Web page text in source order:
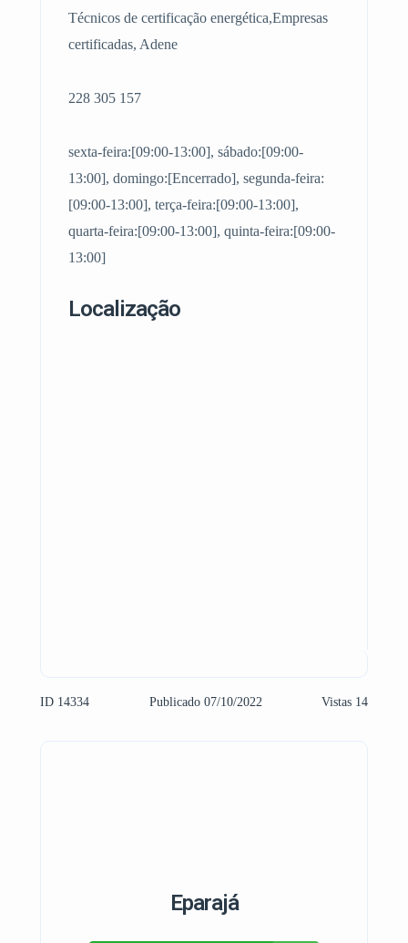
Técnicos de certificação energética,Empresas
certificadas, Adene
228 305 157
sexta-feira:[09:00-13:00], sábado:[09:00-
13:00], domingo:[Encerrado], segunda-feira:
[09:00-13:00], terça-feira:[09:00-13:00],
quarta-feira:[09:00-13:00], quinta-feira:[09:00-
13:00]
Localização
ID 14334 Publicado 07/10/2022 Vistas 14
Eparajá